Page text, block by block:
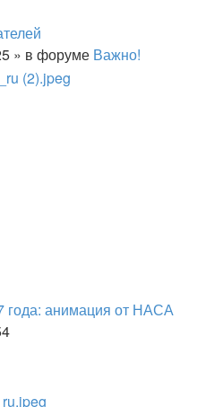
» в форуме Важно!
года: анимация от НАСА